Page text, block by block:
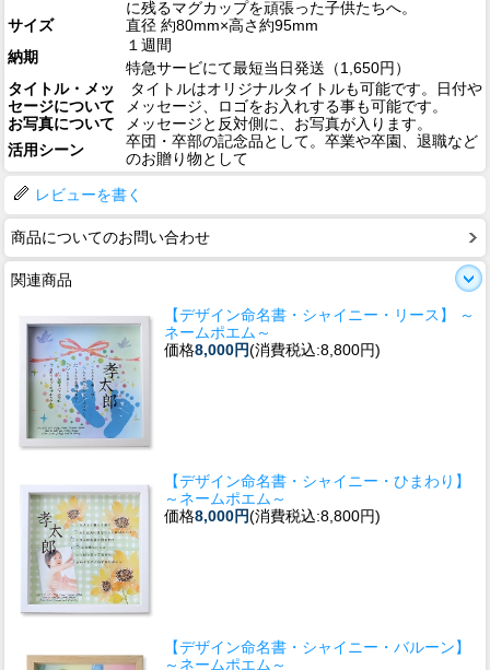
に残るマグカップを頑張った子供たちへ。
サイズ
直径 約80mm×高さ約95mm
納期
１週間
特急サービにて最短当日発送（1,650円）
タイトル・メッ
セージについて
タイトルはオリジナルタイトルも可能です。日付や
メッセージ、ロゴをお入れする事も可能です。
お写真について
メッセージと反対側に、お写真が入ります。
活用シーン
卒団・卒部の記念品として。卒業や卒園、退職など
のお贈り物として
レビューを書く
商品についてのお問い合わせ
関連商品
【デザイン命名書・シャイニー・リース】 ～
ネームポエム～
価格8,000円(消費税込:8,800円)
【デザイン命名書・シャイニー・ひまわり】
～ネームポエム～
価格8,000円(消費税込:8,800円)
【デザイン命名書・シャイニー・バルーン】
～ネームポエム～